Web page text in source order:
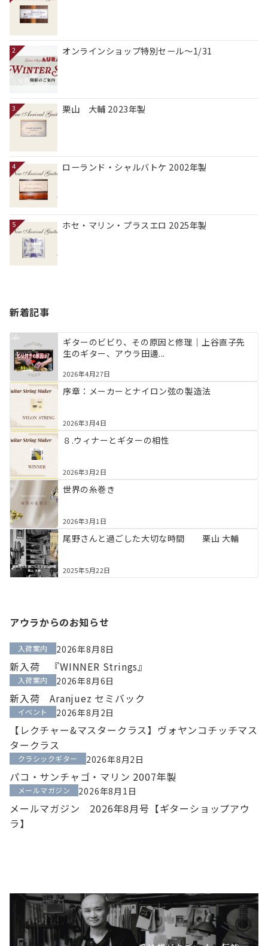
2 オンラインショップ特別セール～1/31
3 栗山 大輔 2023年製
4 ローランド・シャルバトケ 2002年製
5 ホセ・マリン・プラスエロ 2025年製
新着記事
ギターのビビり、その原因と修理｜上谷直子先
生のギター、アウラ田邊...
2026年4月27日
序章：メーカーとナイロン弦の製造法
2026年3月4日
８.ウィナーとギターの相性
2026年3月2日
世界の糸巻き
2026年3月1日
尾野さんと過ごした大切な時間 栗山 大輔
2025年5月22日
アウラからのお知らせ
2026年8月8日
入荷案内
新入荷 『WINNER Strings』
2026年8月6日
入荷案内
新入荷 Aranjuez セミバック
2026年8月2日
イベント
【レクチャー&マスタークラス】ヴォヤンコチッチマス
タークラス
2026年8月2日
クラシックギター
パコ・サンチャゴ・マリン 2007年製
2026年8月1日
メールマガジン
メールマガジン 2026年8月号【ギターショップアウ
ラ】